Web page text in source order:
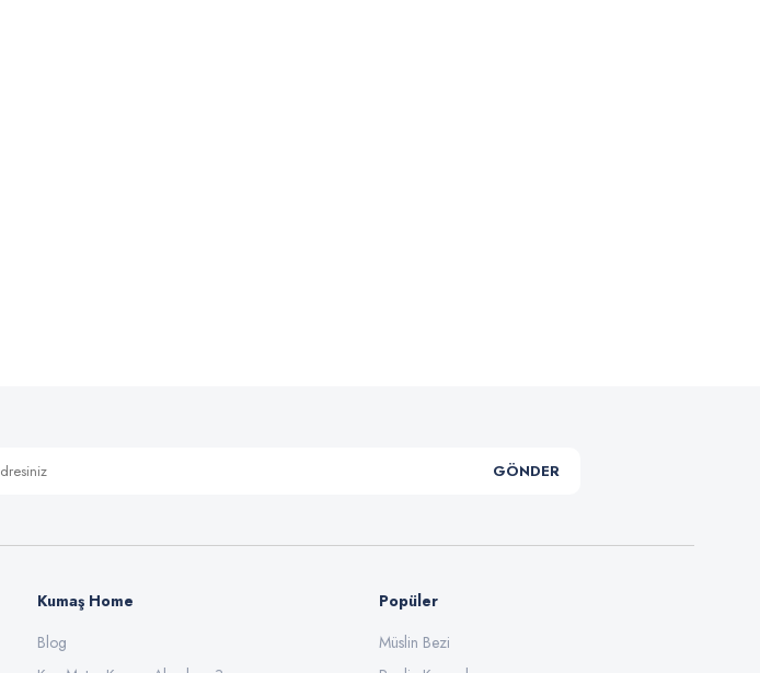
GÖNDER
Kumaş Home
Blog
Popüler
Müslin Bezi